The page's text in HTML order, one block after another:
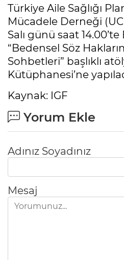
Türkiye Aile Sağlığı
Mücadele Derneği
Salı günü saat
“Bedensel Söz
Sohbetleri” başlıklı
Kütüphanesi’ne
Kaynak: IGF
Yorum Ekle
Adınız Soyadınız
Mesaj